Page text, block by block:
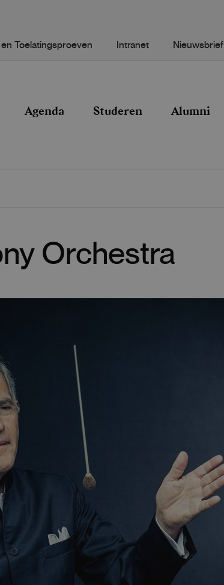
en Toelatingsproeven Intranet Nieuwsbrief
Agenda Studeren Alumni
Orchestra